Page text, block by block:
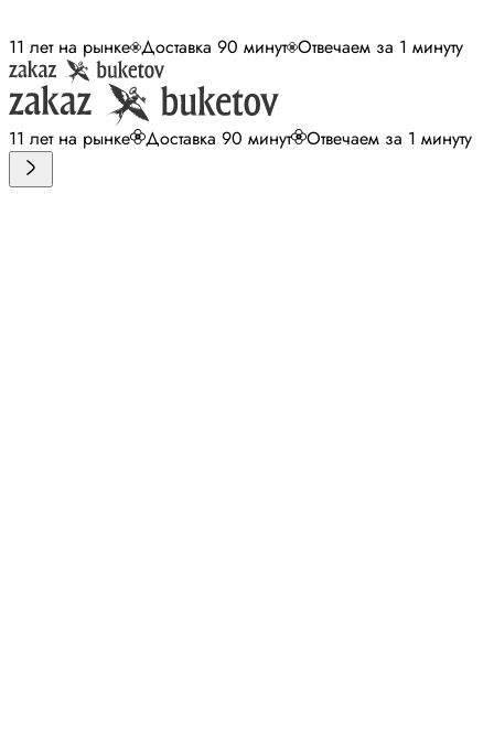
11 лет на рынке Доставка 90 минут Отвечаем за 1 минуту
11 лет на рынке Доставка 90 минут Отвечаем за 1 минуту